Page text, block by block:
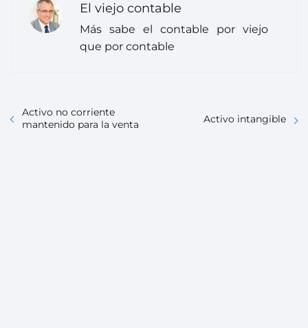
El viejo contable
Más sabe el contable por viejo
que por contable
Activo no corriente
mantenido para la venta
Activo intangible